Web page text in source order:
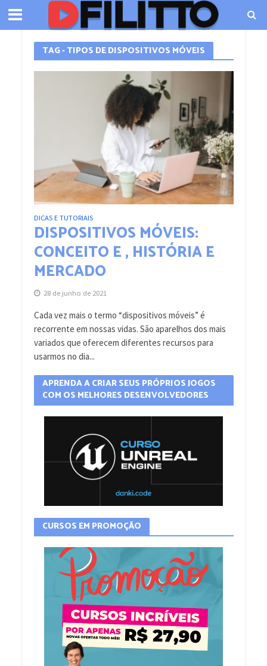
TAG - TIPOS DE DISPOSITIVOS MÓVEIS
DICAS E TUTORIAIS
DISPOSITIVOS MÓVEIS:
CONCEITO E , HISTÓRIA E
MERCADO
28 de junho de 2021
Cada vez mais o termo “dispositivos móveis” é
recorrente em nossas vidas. São aparelhos dos mais
variados que oferecem diferentes recursos para
usarmos no dia...
APRENDA A CRIAR SEUS PRÓPRIOS JOGOS
COM OS MELHORES DESENVOLVEDORES
CURSOS EM PROMOÇÃO